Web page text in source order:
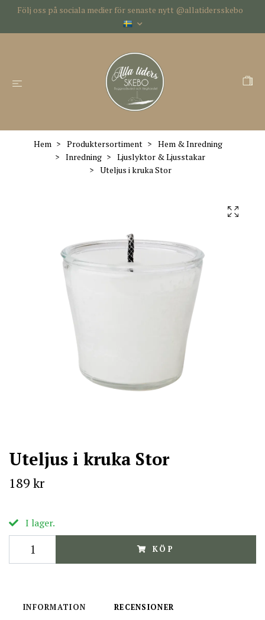
Följ oss på sociala medier för senaste nytt @allatidersskebo
Hem Produktersortiment
Hem & Inredning
Inredning
Ljuslyktor & Ljusstakar
Uteljus i kruka Stor
Uteljus i kruka Stor
189 kr
I lager.
KÖP
INFORMATION RECENSIONER